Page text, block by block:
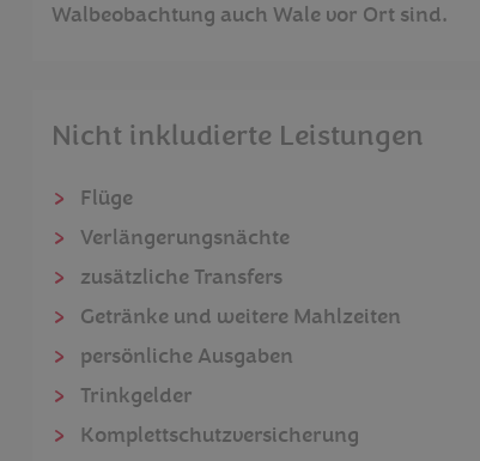
Walbeobachtung auch Wale vor Ort sind.
Nicht inkludierte Leistungen
Flüge
Verlängerungsnächte
zusätzliche Transfers
Getränke und weitere Mahlzeiten
persönliche Ausgaben
Trinkgelder
Komplettschutzversicherung